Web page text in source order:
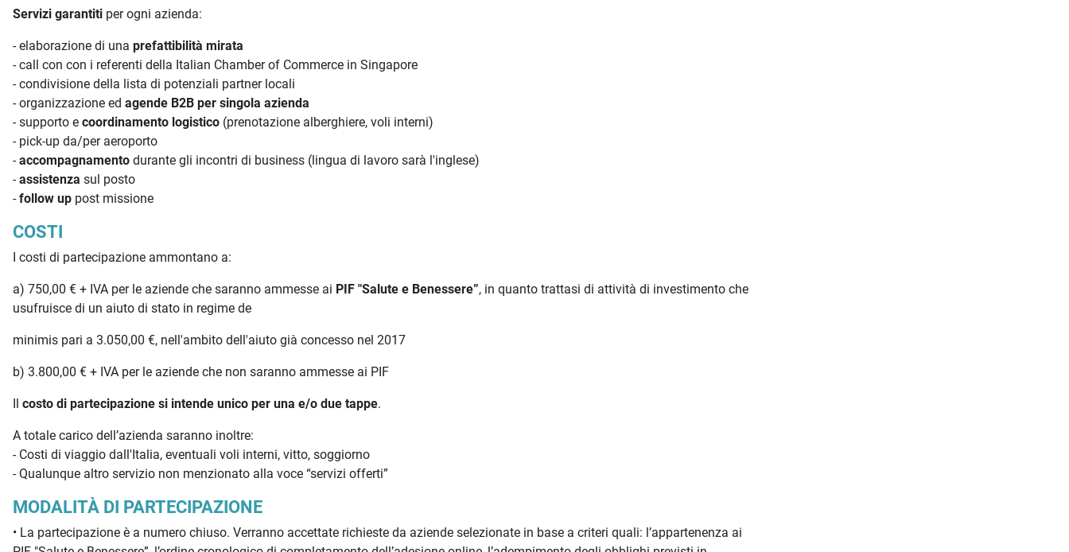
Servizi garantiti per ogni azienda:
- elaborazione di una prefattibilità mirata
- call con con i referenti della Italian Chamber of Commerce in Singapore
- condivisione della lista di potenziali partner locali
- organizzazione ed agende B2B per singola azienda
- supporto e coordinamento logistico (prenotazione alberghiere, voli interni)
- pick-up da/per aeroporto
-accompagnamento durante gli incontri di business (lingua di lavoro sarà l'inglese)
-assistenza sul posto
-follow up post missione
COSTI
I costi di partecipazione ammontano a:
a) 750,00 € + IVA per le aziende che saranno ammesse ai PIF "Salute e Benessere”, in quanto trattasi di attività di investimento che
usufruisce di un aiuto di stato in regime de
minimis pari a 3.050,00 €, nell'ambito dell'aiuto già concesso nel 2017
b) 3.800,00 € + IVA per le aziende che non saranno ammesse ai PIF
Il costo di partecipazione si intende unico per una e/o due tappe.
A totale carico dell’azienda saranno inoltre:
- Costi di viaggio dall'Italia, eventuali voli interni, vitto, soggiorno
- Qualunque altro servizio non menzionato alla voce “servizi offerti”
MODALITÀ DI PARTECIPAZIONE
• La partecipazione è a numero chiuso. Verranno accettate richieste da aziende selezionate in base a criteri quali: l’appartenenza ai